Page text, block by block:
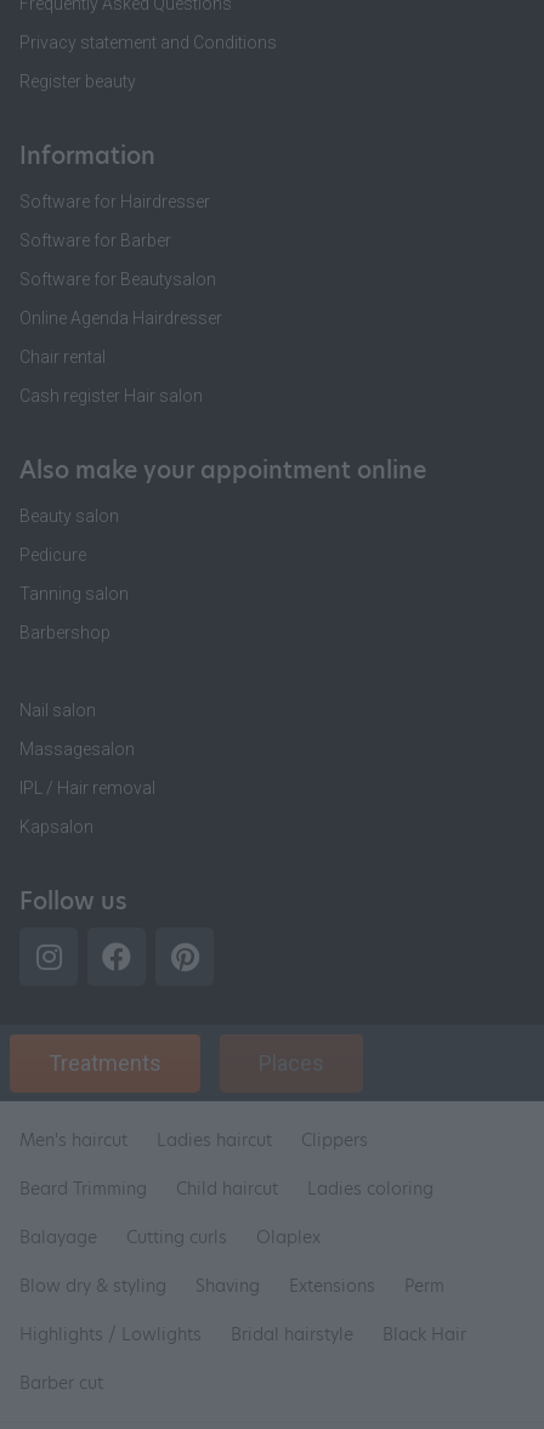
Privacy statement and Conditions
Register beauty
Information
Software for Hairdresser
Software for Barber
Software for Beautysalon
Online Agenda Hairdresser
Chair rental
Cash register Hair salon
Also make your appointment online
Beauty salon
Pedicure
Tanning salon
Barbershop
Nail salon
Massagesalon
IPL / Hair removal
Kapsalon
Follow us
Treatments Places
Men's haircut Ladies haircut
Clippers
Beard Trimming
Child haircut
Ladies coloring
Balayage
Cutting curls
Olaplex
Blow dry & styling
Shaving Extensions
Perm
Highlights / Lowlights
Bridal hairstyle
Black Hair
Barber cut